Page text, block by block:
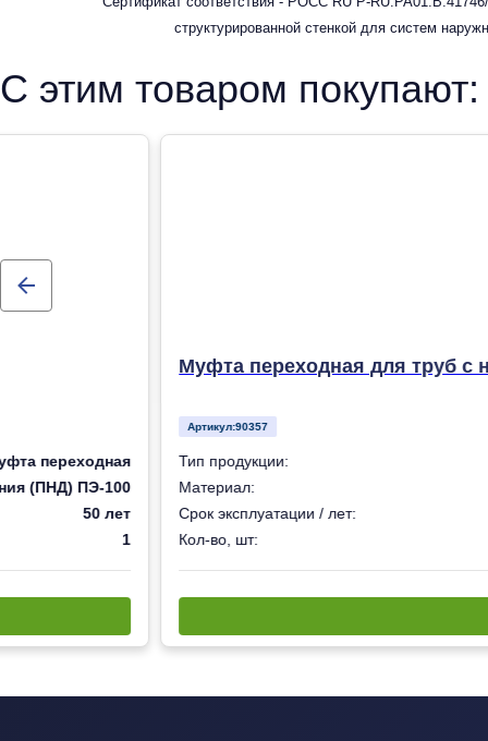
структурированной стенкой для систем
С этим товаром покупают:
переходная
(ПНД) ПЭ-100
50 лет
1
Муфта переходная для труб с
Артикул:90357
Тип продукции:
Материал:
Срок эксплуатации / лет:
Кол-во, шт: